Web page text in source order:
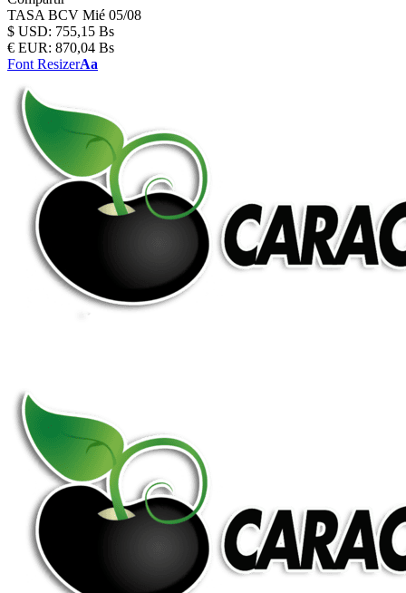
TASA BCV Mié 05/08
$ USD: 755,15 Bs
€ EUR: 870,04 Bs
Font ResizerAa